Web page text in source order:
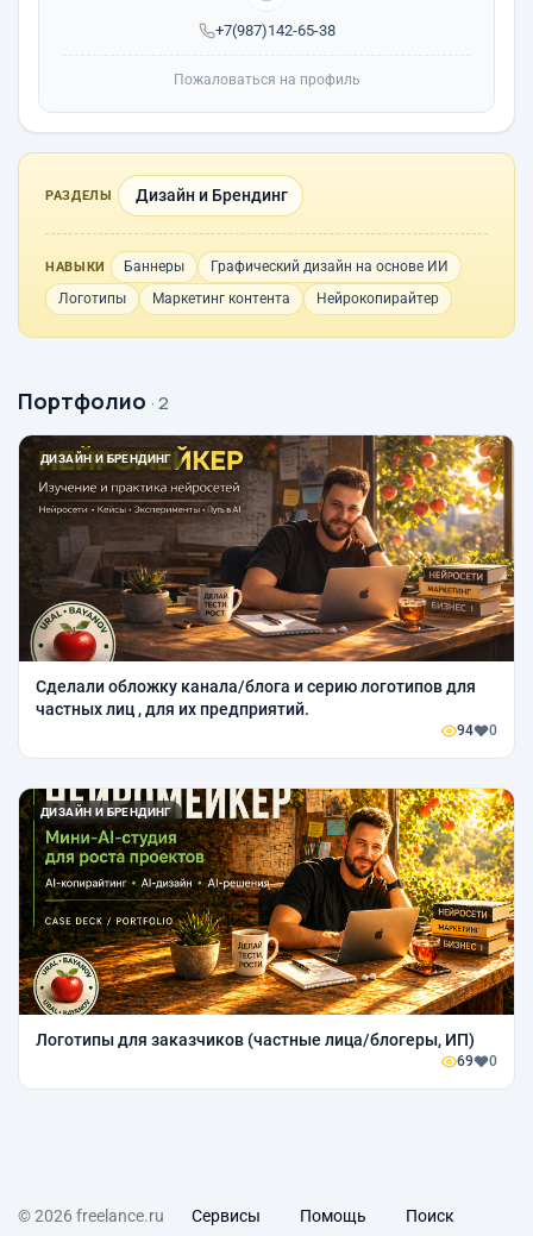
+7(987)142-65-38
Пожаловаться на профиль
РАЗДЕЛЫ Дизайн и Брендинг
НАВЫКИ Баннеры
Графический дизайн на основе ИИ
Логотипы
Маркетинг контента Нейрокопирайтер
Портфолио · 2
ДИЗАЙН И БРЕНДИНГ
Сделали обложку канала/блога и серию логотипов для
частных лиц , для их предприятий.
94 0
ДИЗАЙН И БРЕНДИНГ
Логотипы для заказчиков (частные лица/блогеры, ИП)
69 0
© 2026 freelance.ru Сервисы Помощь Поиск